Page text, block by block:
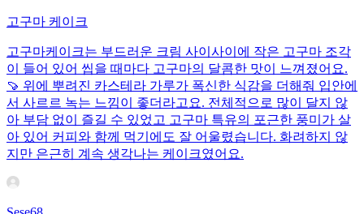
고구마 케이크
고구마케이크는 부드러운 크림 사이사이에 작은 고구마 조각
이 들어 있어 씹을 때마다 고구마의 달콤한 맛이 느껴졌어요.
🍠 위에 뿌려진 카스테라 가루가 폭신한 식감을 더해줘 입안에
서 사르르 녹는 느낌이 좋더라고요. 전체적으로 많이 달지 않
아 부담 없이 즐길 수 있었고 고구마 특유의 포근한 풍미가 살
아 있어 커피와 함께 먹기에도 잘 어울렸습니다. 화려하지 않
지만 은근히 계속 생각나는 케이크였어요.